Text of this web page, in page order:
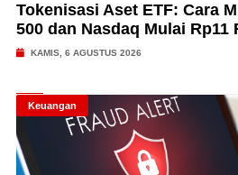
Tokenisasi Aset ETF: Cara
500 dan Nasdaq Mulai Rp11
KAMIS, 6 AGUSTUS 2026
Keuangan